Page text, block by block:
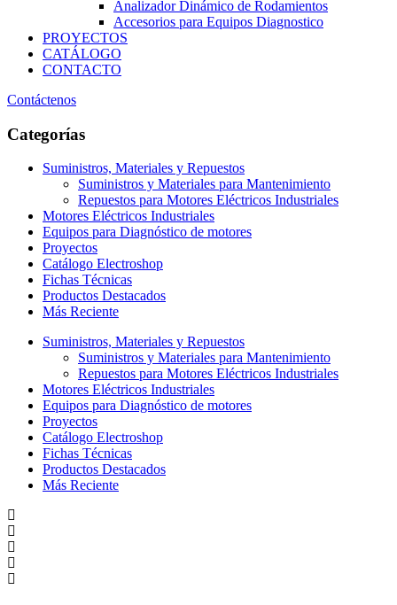
Analizador Dinámico de Rodamientos
Accesorios para Equipos Diagnostico
PROYECTOS
CATÁLOGO
CONTACTO
Contáctenos
Categorías
Suministros, Materiales y Repuestos
Suministros y Materiales para Mantenimiento
Repuestos para Motores Eléctricos Industriales
Motores Eléctricos Industriales
Equipos para Diagnóstico de motores
Proyectos
Catálogo Electroshop
Fichas Técnicas
Productos Destacados
Más Reciente
Suministros, Materiales y Repuestos
Suministros y Materiales para Mantenimiento
Repuestos para Motores Eléctricos Industriales
Motores Eléctricos Industriales
Equipos para Diagnóstico de motores
Proyectos
Catálogo Electroshop
Fichas Técnicas
Productos Destacados
Más Reciente